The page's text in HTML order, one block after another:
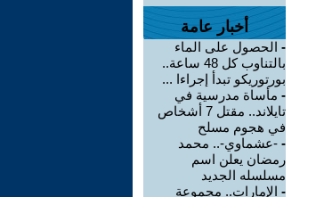
أخبار عامة
- الحصول على الماء
بالتناوب كل 48 ساعة..
بورتوريكو تبدأ إجراءا ...
- مأساة مدرسية في
تايلاند.. مقتل 7 أشخاص
في هجوم مسلح
- -عشماوي-.. محمد
رمضان يعلن اسم
مسلسله الجديد
- الإمارات.. مجموعة